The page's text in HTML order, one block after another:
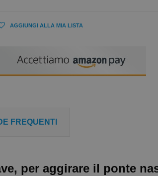
AGGIUNGI ALLA MIA LISTA
FREQUENTI
per aggirare il ponte